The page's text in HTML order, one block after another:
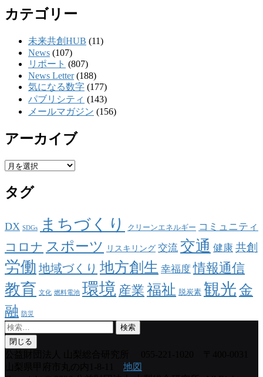
カテゴリー
未来共創HUB (11)
News (107)
リポート (807)
News Letter(188)
気になる数字 (177)
パブリシティ (143)
メールマガジン (156)
アーカイブ
ア
カ
イ
タグ
DX SDGs まちづくり クリーンエネルギー コミュニティ
コロナ スポーツ リスキリング 交流 交通 健康 共創
労働 地域づくり 地方創生 幸福度 情報通信
教育 文化 燃料電池 環境 産業 福祉 脱炭素 観光金
融
防災
検
索:閉じる
地図